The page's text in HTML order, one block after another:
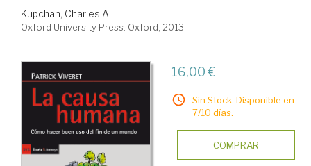
Kupchan, Charles A.
Oxford University Press. Oxford, 2013
16,00 €
Sin Stock. Disponible en
7/10 días.
COMPRAR